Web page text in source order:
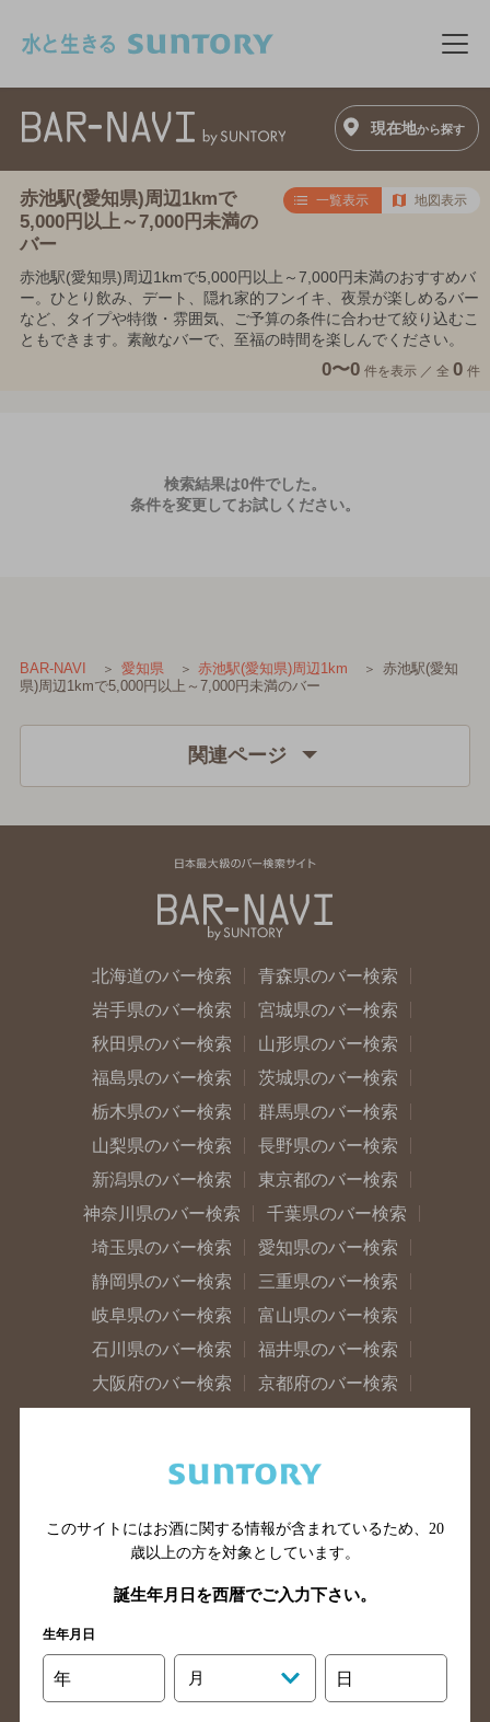
メ
現在地から探す
赤池駅(愛知県)周辺1kmで
5,000円以上～7,000円未満の
バー
一覧表示 地図表示
赤池駅(愛知県)周辺1kmで5,000円以上～7,000円未満のおすすめバ
ー。ひとり飲み、デート、隠れ家的フンイキ、夜景が楽しめるバー
など、タイプや特徴・雰囲気、ご予算の条件に合わせて絞り込むこ
ともできます。素敵なバーで、至福の時間を楽しんでください。
0〜0 件を表示 ／ 全 0 件
検索結果は0件でした。
条件を変更してお試しください。
BAR-NAVI 愛知県 赤池駅(愛知県)周辺1km
赤池駅(愛知
県)周辺1kmで5,000円以上～7,000円未満のバー
関連ページ
北海道のバー検索
青森県のバー検索
岩手県のバー検索
宮城県のバー検索
秋田県のバー検索
山形県のバー検索
福島県のバー検索
茨城県のバー検索
栃木県のバー検索
群馬県のバー検索
山梨県のバー検索
長野県のバー検索
新潟県のバー検索
東京都のバー検索
神奈川県のバー検索
千葉県のバー検索
埼玉県のバー検索
愛知県のバー検索
静岡県のバー検索
三重県のバー検索
岐阜県のバー検索
富山県のバー検索
石川県のバー検索
福井県のバー検索
大阪府のバー検索
京都府のバー検索
広島県のバー検索
岡山県のバー検索
山口県のバー検索
鳥取県のバー検索
島根県のバー検索
徳島県のバー検索
香川県のバー検索
愛媛県のバー検索
長崎県のバー検索
佐賀県のバー検索
大分県のバー検索
熊本県のバー検索
このサイトにはお酒に関する情報が含まれているため、 20
歳以上の方を対象としています。
誕生年月日を西暦でご入力下さい。
生年月日
年 月 日